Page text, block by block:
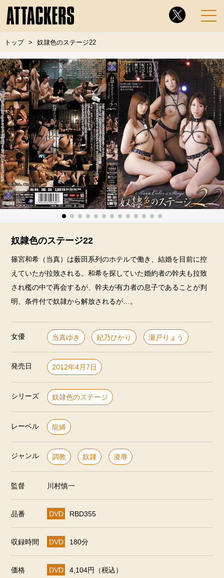
トップ 奴隷色のステージ22
奴隷色のステージ22
篠宮和希（当真）は薮田系列のホテルで働き、結婚を目前に控
えていたが拉致される。和希を探していた婚約者の幹夫も拉致
され檻の中で再会するが、幹夫が有力者の息子であることが判
明、条件付で奴隷から解放されるが…。
女優 当真ゆき 妃乃ひかり 瀬戸りょう
発売日 2012年4月7日
シリーズ 奴隷色のステージ
レーベル 龍縛
ジャンル 調教 奴隷 凌辱
監督 川村慎一
品番 DVD RBD355
収録時間 DVD 180分
価格 DVD 4,104円（税込）